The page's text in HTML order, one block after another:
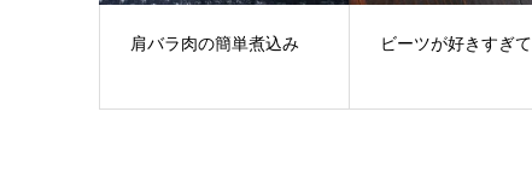
肩バラ肉の簡単煮込み ビーツが好きすぎて